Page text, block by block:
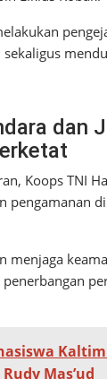
dan
Koops TNI
pengamanan
menjaga
Mas’ud